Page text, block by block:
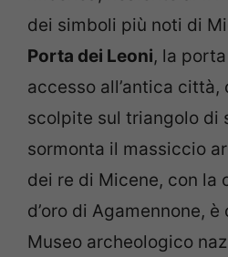
dei simboli più noti di
Porta dei Leoni, la
accesso all’antica città,
scolpite sul triangolo di
sormonta il massiccio
dei re di Micene, con la
d’oro di Agamennone,
Museo archeologico